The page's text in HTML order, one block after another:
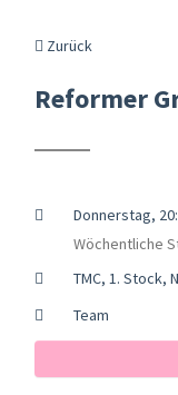
Zurück
Reformer
Donnerstag,
Wöchentliche
TMC, 1. Stock,
Team